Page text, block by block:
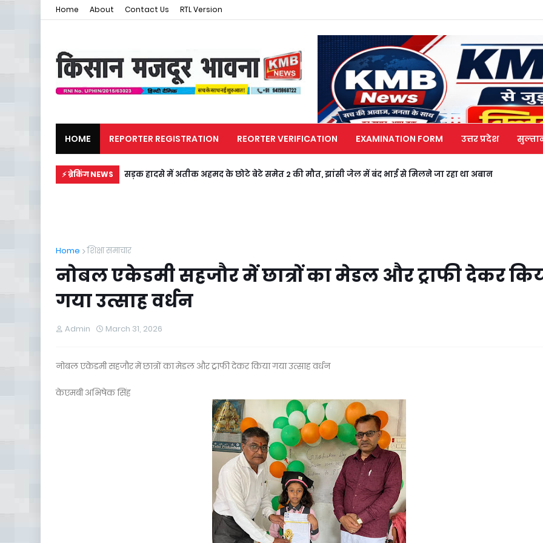
Home About Contact Us RTL Version
HOME REPORTER REGISTRATION REORTER VERIFICATION EXAMINATION FORM उत्तर प्रदेश
मजदूर समाचार राजनीति
⚡ ब्रेकिंग NEWS सड़क हादसे में अतीक अहमद के छोटे बेटे समेत 2 की मौत, झांसी जेल में बंद भाई से मिलने जा रहा था अबान
Home शिक्षा समाचार
नोबल एकेडमी सहजौर में छात्रों का मेडल और ट्राफी देकर
गया उत्साह वर्धन
Admin March 31, 2026
नोबल एकेडमी सहजौर में छात्रों का मेडल और ट्राफी देकर किया गया उत्साह वर्धन
केएमबी अभिषेक सिंह